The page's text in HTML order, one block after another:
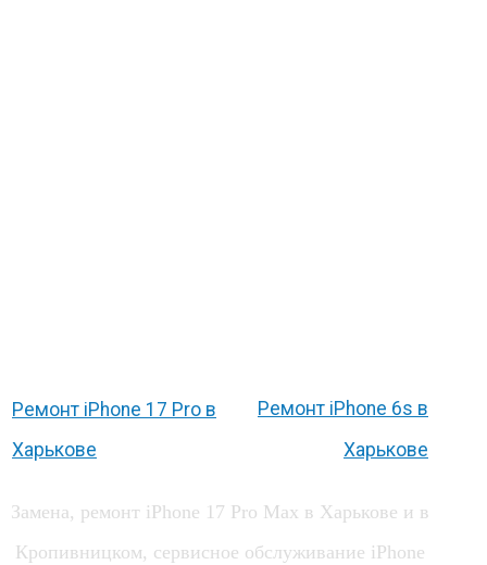
Ремонт iPhone 17 Pro в
Харькове
Ремонт iPhone 6s в
Харькове
Замена, ремонт iPhone 17 Pro Max в Харькове и в
Кропивницком, сервисное обслуживание iPhone